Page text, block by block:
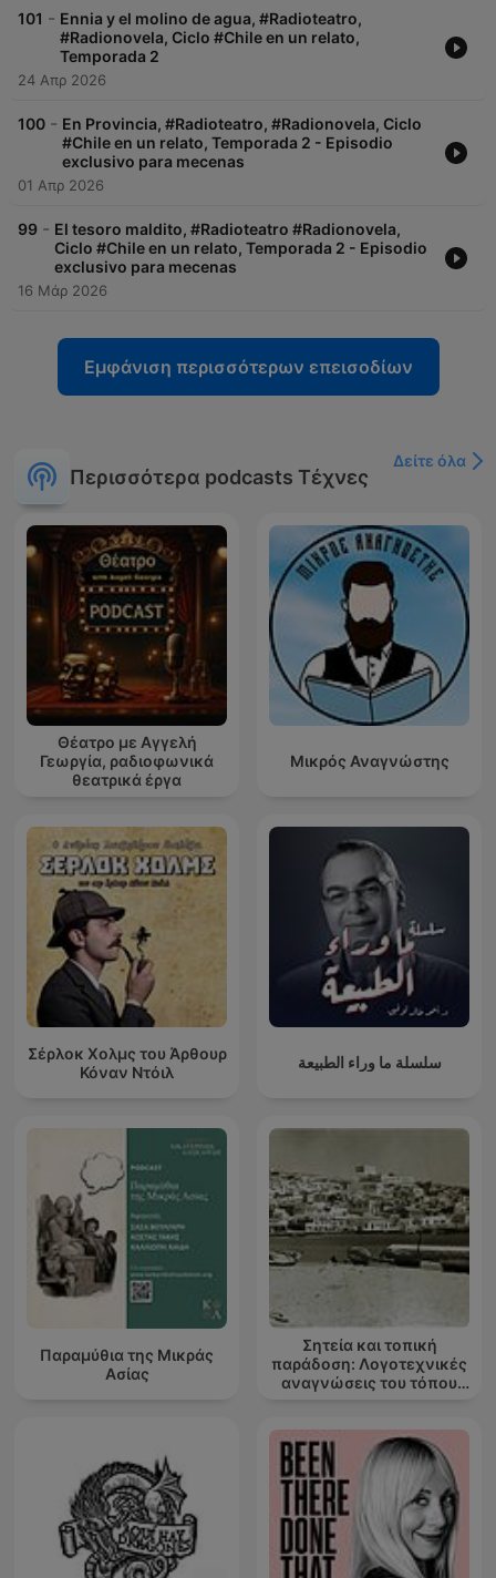
101 - Ennia y el molino de agua, #Radioteatro,
#Radionovela, Ciclo #Chile en un relato,
Temporada 2
24 Απρ 2026
100 - En Provincia, #Radioteatro, #Radionovela, Ciclo
#Chile en un relato, Temporada 2 - Episodio
exclusivo para mecenas
01 Απρ 2026
99 - El tesoro maldito, #Radioteatro #Radionovela,
Ciclo #Chile en un relato, Temporada 2 - Episodio
exclusivo para mecenas
16 Μάρ 2026
Εμφάνιση περισσότερων επεισοδίων
Περισσότερα podcasts Τέχνες
Δείτε όλα
Θέατρο με Αγγελή
Γεωργία, ραδιοφωνικά
θεατρικά έργα
Μικρός Αναγνώστης
Σέρλοκ Χολμς του Άρθουρ
Κόναν Ντόιλ
سلسلة ما وراء الطبيعة
Παραμύθια της Μικράς
Ασίας
Σητεία και τοπική
παράδοση: Λογοτεχνικές
αναγνώσεις του τόπου